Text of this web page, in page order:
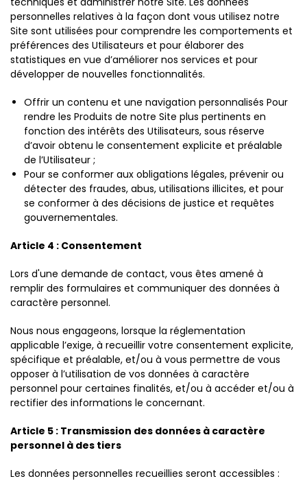
personnelles relatives à la façon dont vous utilisez notre
Site sont utilisées pour comprendre les comportements et
préférences des Utilisateurs et pour élaborer des
statistiques en vue d’améliorer nos services et pour
développer de nouvelles fonctionnalités.
Offrir un contenu et une navigation personnalisés Pour
rendre les Produits de notre Site plus pertinents en
fonction des intérêts des Utilisateurs, sous réserve
d’avoir obtenu le consentement explicite et préalable
de l’Utilisateur ;
Pour se conformer aux obligations légales, prévenir ou
détecter des fraudes, abus, utilisations illicites, et pour
se conformer à des décisions de justice et requêtes
gouvernementales.
Article 4 : Consentement
Lors d'une demande de contact, vous êtes amené à
remplir des formulaires et communiquer des données à
caractère personnel.
Nous nous engageons, lorsque la réglementation
applicable l’exige, à recueillir votre consentement explicite,
spécifique et préalable, et/ou à vous permettre de vous
opposer à l’utilisation de vos données à caractère
personnel pour certaines finalités, et/ou à accéder et/ou à
rectifier des informations le concernant.
Article 5 : Transmission des données à caractère
personnel à des tiers
Les données personnelles recueillies seront accessibles :